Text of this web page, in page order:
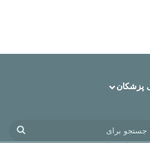
پزشکان